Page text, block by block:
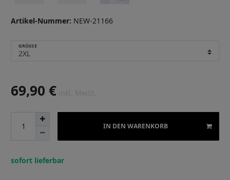
Artikel-Nummer: NEW-21166
GRÖSSE
69,90 €
IN DEN WARENKORB
sofort lieferbar